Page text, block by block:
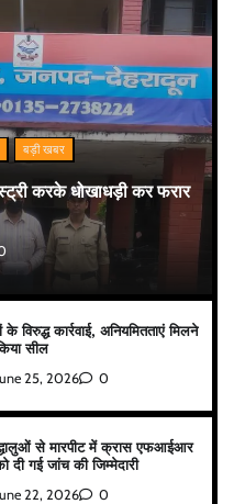
बड़ी खबर
करके धोखाधड़ी कर फरार
के विरुद्ध कार्रवाई, अनियमितताएं मिलने
सील
25, 2026 0
से मारपीट में क्रास एफआईआर
दी गई जांच की जिम्मेदारी
22, 2026 0